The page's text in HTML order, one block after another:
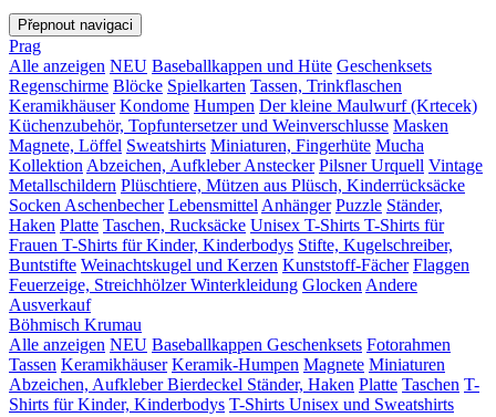
Přepnout navigaci
Prag
Alle anzeigen NEU Baseballkappen und Hüte Geschenksets
Regenschirme Blöcke Spielkarten Tassen, Trinkflaschen
Keramikhäuser Kondome Humpen Der kleine Maulwurf (Krtecek)
Küchenzubehör, Topfuntersetzer und Weinverschlusse Masken
Magnete, Löffel Sweatshirts Miniaturen, Fingerhüte Mucha
Kollektion Abzeichen, AufkleberAnstecker Pilsner Urquell Vintage
Metallschildern Plüschtiere, Mützen aus Plüsch, Kinderrücksäcke
Socken Aschenbecher Lebensmittel Anhänger Puzzle Ständer,
Haken Platte Taschen, Rucksäcke Unisex T-Shirts T-Shirts für
Frauen T-Shirts für Kinder, Kinderbodys Stifte, Kugelschreiber,
Buntstifte Weinachtskugel und Kerzen Kunststoff-Fächer Flaggen
Feuerzeige, StreichhölzerWinterkleidung Glocken Andere
Ausverkauf
Böhmisch Krumau
Alle anzeigen NEU Baseballkappen Geschenksets Fotorahmen
Tassen Keramikhäuser Keramik-Humpen Magnete Miniaturen
Abzeichen, AufkleberBierdeckel Ständer, Haken Platte Taschen T-
Shirts für Kinder, Kinderbodys T-Shirts Unisex und Sweatshirts